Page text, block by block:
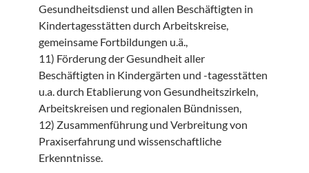
Gesundheitsdienst und allen Beschäftigten in
Kindertagesstätten durch Arbeitskreise,
gemeinsame Fortbildungen u.ä.,
11) Förderung der Gesundheit aller
Beschäftigten in Kindergärten und -tagesstätten
u.a. durch Etablierung von Gesundheitszirkeln,
Arbeitskreisen und regionalen Bündnissen,
12) Zusammenführung und Verbreitung von
Praxiserfahrung und wissenschaftliche
Erkenntnisse.